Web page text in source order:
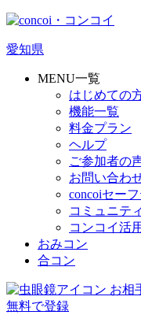
愛知県
MENU一覧
はじめての
機能一覧
料金プラン
ヘルプ
ご参加者の
お問い合わ
concoiセー
コミュニテ
コンコイ活
おみコン
合コン
お相
無料で登録